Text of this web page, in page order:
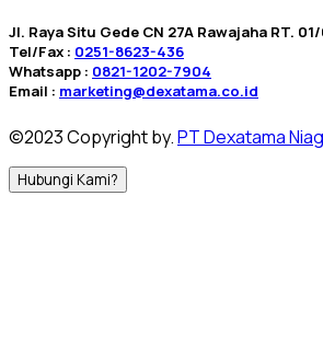
Jl. Raya Situ Gede CN 27A Rawajaha RT.
Tel/Fax : 0251-8623-436
Whatsapp : 0821-1202-7904
Email : marketing@dexatama.co.id
©2023 Copyright by.PT Dexatama
Hubungi Kami?